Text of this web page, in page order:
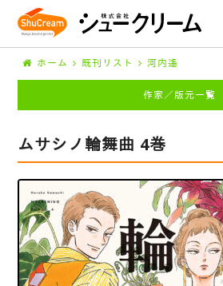
ホーム 既刊リスト 河内遙
作家／版元一覧
ムサシノ輪舞曲 4巻